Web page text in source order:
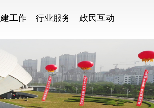
工作 行业服务 政民互动